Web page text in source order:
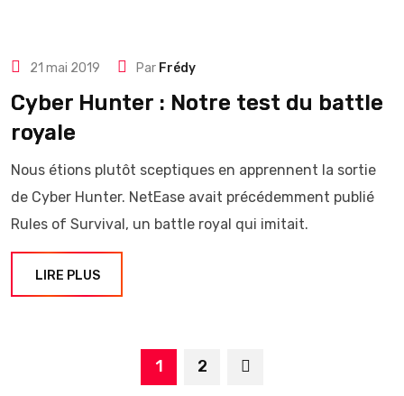
21 mai 2019 Par Frédy
Cyber Hunter : Notre test du battle
royale
Nous étions plutôt sceptiques en apprennent la sortie
de Cyber ​​Hunter. NetEase avait précédemment publié
Rules of Survival, un battle royal qui imitait.
LIRE PLUS
1 2